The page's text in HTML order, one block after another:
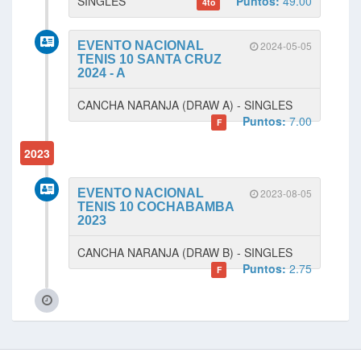
2024-05-05
EVENTO NACIONAL
TENIS 10 SANTA CRUZ
2024 - A
CANCHA NARANJA (DRAW A) - SINGLES
F Puntos:7.00
2023
2023-08-05
EVENTO NACIONAL
TENIS 10 COCHABAMBA
2023
CANCHA NARANJA (DRAW B) - SINGLES
F Puntos:2.75